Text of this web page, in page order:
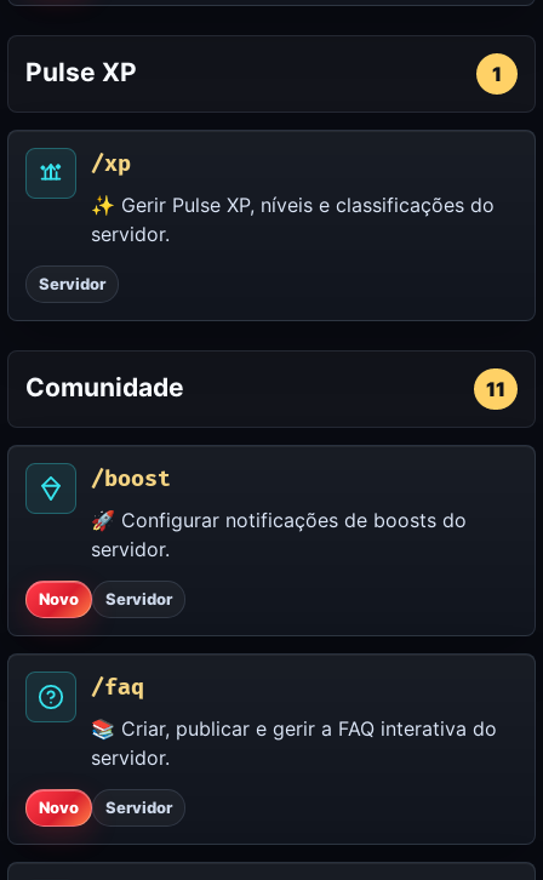
Pulse XP 1
/xp
✨ Gerir Pulse XP, níveis e classificações do
servidor.
Servidor
Comunidade 11
/boost
🚀 Configurar notificações de boosts do
servidor.
Novo Servidor
/faq
📚 Criar, publicar e gerir a FAQ interativa do
servidor.
Novo Servidor